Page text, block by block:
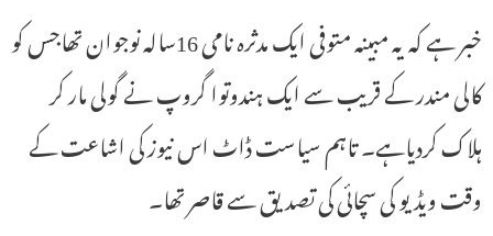
خبر ہے کہ یہ مبینہ متوفی ایک مدثرہ نامی 16سالہ نوجوان تھاجس کو
کالی مندر کے قریب سے ایک ہندوتوا گروپ نے گولی مار کر
ہلاک کردیاہے۔ تاہم سیاست ڈاٹ اس نیوز کی اشاعت کے
وقت ویڈیو کی سچائی کی تصدیق سے قاصر تھا۔